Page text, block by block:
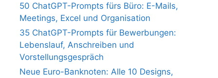
50 ChatGPT-Prompts fürs Büro: E-Mails,
Meetings, Excel und Organisation
35 ChatGPT-Prompts für Bewerbungen:
Lebenslauf, Anschreiben und
Vorstellungsgespräch
Neue Euro-Banknoten: Alle 10 Designs,